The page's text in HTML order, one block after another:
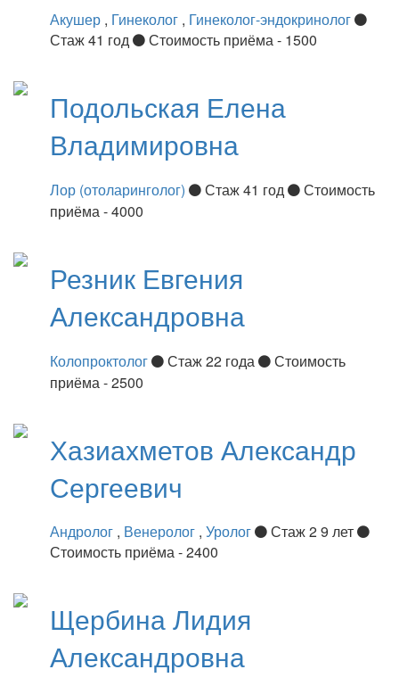
Акушер , Гинеколог , Гинеколог-эндокринолог
Стаж 41 год
Стоимость приёма - 1500
Подольская Елена
Владимировна
Лор (отоларинголог) Стаж 41 год
Стоимость
приёма - 4000
Резник Евгения
Александровна
Колопроктолог Стаж 22 года
Стоимость
приёма - 2500
Хазиахметов Александр
Сергеевич
Андролог , Венеролог , Уролог
Стаж 2 9 лет
Стоимость приёма - 2400
ЩербинаЛидия
Александровна